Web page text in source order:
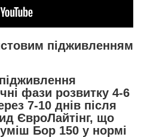
підживленням
фази розвитку 4-6
7-10 днів після
ЄвроЛайтінг, що
Бор 150 у нормі